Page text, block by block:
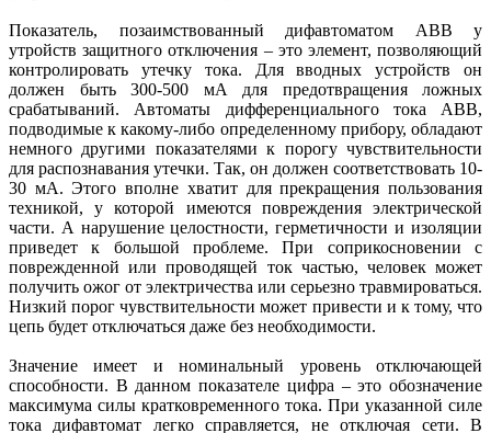
Показатель, позаимствованный дифавтоматом ABB у
утройств защитного отключения – это элемент, позволяющий
контролировать утечку тока. Для вводных устройств он
должен быть 300-500 мА для предотвращения ложных
срабатываний. Автоматы дифференциального тока ABB,
подводимые к какому-либо определенному прибору, обладают
немного другими показателями к порогу чувствительности
для распознавания утечки. Так, он должен соответствовать 10-
30 мА. Этого вполне хватит для прекращения пользования
техникой, у которой имеются повреждения электрической
части. А нарушение целостности, герметичности и изоляции
приведет к большой проблеме. При соприкосновении с
поврежденной или проводящей ток частью, человек может
получить ожог от электричества или серьезно травмироваться.
Низкий порог чувствительности может привести и к тому, что
цепь будет отключаться даже без необходимости.
Значение имеет и номинальный уровень отключающей
способности. В данном показателе цифра – это обозначение
максимума силы кратковременного тока. При указанной силе
тока дифавтомат легко справляется, не отключая сети. В